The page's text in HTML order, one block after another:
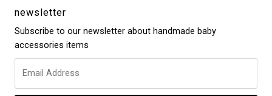
newsletter
Subscribe to our newsletter about handmade baby
accessories items